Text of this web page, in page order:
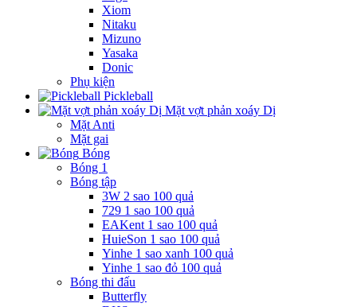
Xiom
Nitaku
Mizuno
Yasaka
Donic
Phụ kiện
Pickleball
Mặt vợt phản xoáy Dị
Mặt Anti
Mặt gai
Bóng
Bóng 1
Bóng tập
3W 2 sao 100 quả
729 1 sao 100 quả
EAKent 1 sao 100 quả
HuieSon 1 sao 100 quả
Yinhe 1 sao xanh 100 quả
Yinhe 1 sao đỏ 100 quả
Bóng thi đấu
Butterfly